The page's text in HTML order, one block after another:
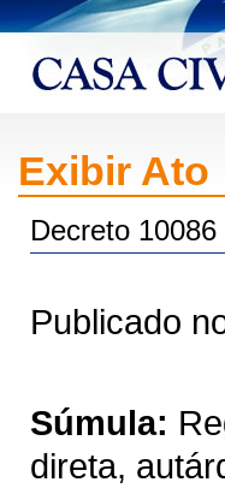
Exibir Ato
Decreto
Publicado
Súmula:
direta,